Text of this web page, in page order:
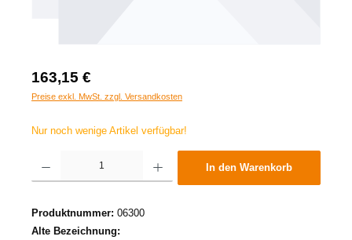
163,15 €
Preise exkl. MwSt. zzgl. Versandkosten
Nur noch wenige Artikel verfügbar!
Produkt Anzahl: Gib den gewünschten Wert ein oder benutze die Schaltflächen um die
In den Warenkorb
Produktnummer: 06300
Alte Bezeichnung: